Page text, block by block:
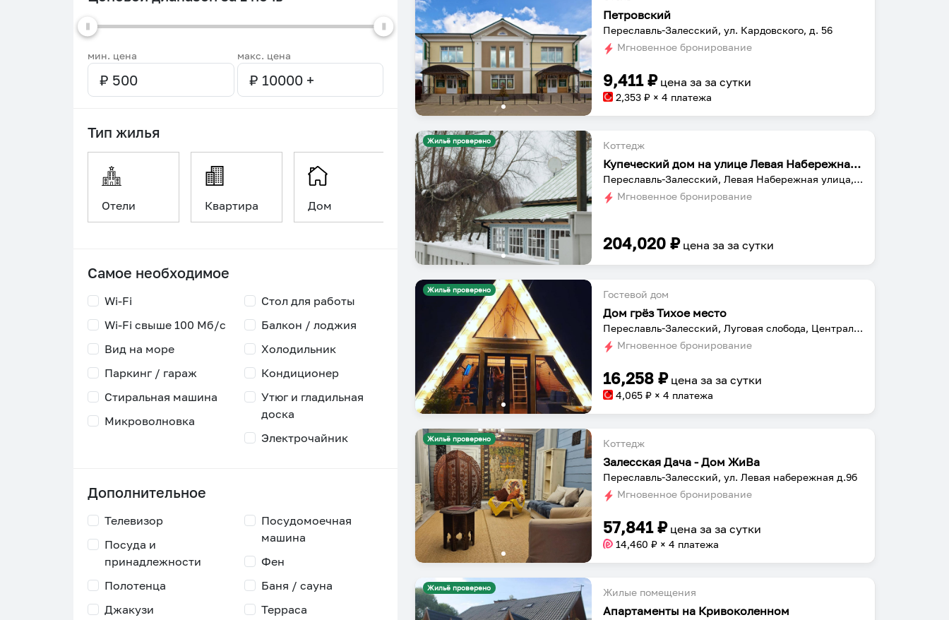
dates.
мин. цена макс. цена
Тип жилья
Отели Квартира Дом Уникальное
Самое необходимое
Wi-Fi
Wi-Fi свыше 100 Мб/с
Стол для работы
Балкон / лоджия
Вид на море
Паркинг / гараж
Холодильник
Кондиционер
Стиральная машина
Микроволновка
Утюг и гладильная
доска
Электрочайник
Дополнительное
Телевизор
Посуда и
принадлежности
Посудомоечная
машина
Фен
Полотенца
Джакузи
Баня / сауна
Терраса
Петровский
Переславль-Залесский, ул. Кардовского, д. 56
Мгновенное бронирование
9,411₽ цена заза сутки
2,353 ₽ × 4 платежа
Жильё проверено Коттедж
Купеческий дом на улице Левая Набережная, 89
Переславль-Залесский, Левая Набережная улица, 89
Мгновенное бронирование
204,020 ₽ цена заза сутки
Жильё проверено Гостевой дом
Дом грёз Тихое место
Переславль-Залесский, Луговая слобода, Центральная ул., 34
Мгновенное бронирование
16,258 ₽ цена заза сутки
4,065 ₽ × 4 платежа
Жильё проверено Коттедж
Залесская Дача - Дом ЖиВа
Переславль-Залесский, ул. Левая набережная д.9б
Мгновенное бронирование
57,841₽ цена заза сутки
14,460 ₽ × 4 платежа
Жильё проверено Жилые помещения
Апартаменты на Кривоколенном